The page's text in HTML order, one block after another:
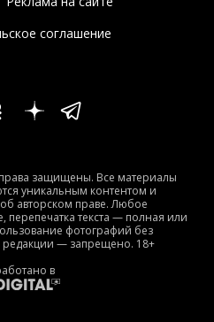
соглашение
защищены. Все материалы
уникальным контентом и
авторском праве. Любое
перепечатка текста — полная или
фотографий без
редакции — запрещено. 18+
в